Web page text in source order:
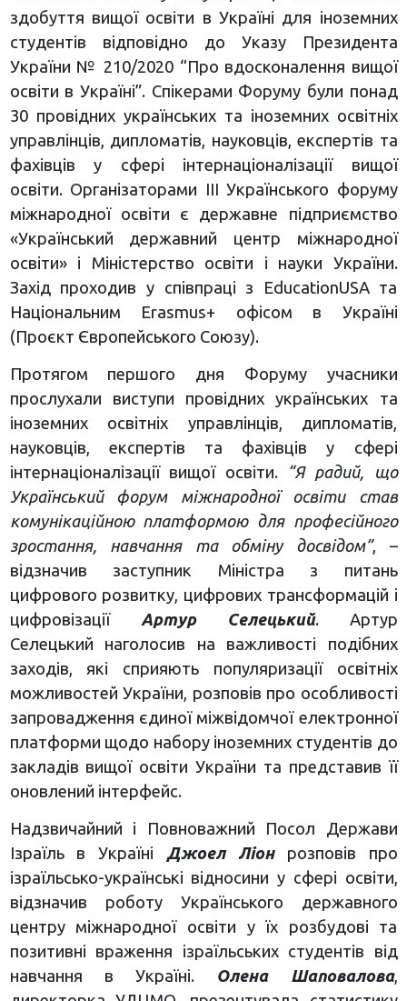
здобуття вищої освіти в Україні для іноземних
студентів відповідно до Указу Президента
України № 210/2020 “Про вдосконалення вищої
освіти в Україні”. Спікерами Форуму були понад
30 провідних українських та іноземних освітніх
управлінців, дипломатів, науковців, експертів та
фахівців у сфері інтернаціоналізації вищої
освіти. Організаторами ІІІ Українського форуму
міжнародної освіти є державне підприємство
«Український державний центр міжнародної
освіти» і Міністерство освіти і науки України.
Захід проходив у співпраці з EducationUSA та
Національним Erasmus+ офісом в Україні
(Проєкт Європейського Союзу).
Протягом першого дня Форуму учасники
прослухали виступи провідних українських та
іноземних освітніх управлінців, дипломатів,
науковців, експертів та фахівців у сфері
інтернаціоналізації вищої освіти.
“Я радий, що
Український форум міжнародної освіти став
комунікаційною платформою для професійного
зростання, навчання та обміну досвідом”, –
відзначив заступник Міністра з питань
цифрового розвитку, цифрових трансформацій і
цифровізації Артур Селецький. Артур
Селецький наголосив на важливості подібних
заходів, які сприяють популяризації освітніх
можливостей України, розповів про особливості
запровадження єдиної міжвідомчої електронної
платформи щодо набору іноземних студентів до
закладів вищої освіти України та представив її
оновлений інтерфейс.
Надзвичайний і Повноважний Посол Держави
Ізраїль в Україні Джоел Ліонрозповів про
ізраїльсько-українські відносини у сфері освіти,
відзначив роботу Українського державного
центру міжнародної освіти у їх розбудові та
позитивні враження ізраїльських студентів від
навчання в Україні. Олена Шаповалова,